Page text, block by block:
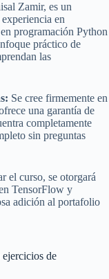
Zamir, es un
en
programación Python
práctico de
las
Se cree firmemente en
una garantía de
completamente
sin preguntas
el curso, se otorgará
TensorFlow y
adición al portafolio
de